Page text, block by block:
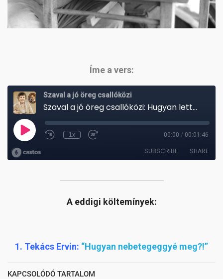
Íme a vers:
A eddigi költemínyek:
1. Tekács Ervin: “Hugyan nebetegeggyé meg?!”
KAPCSOLÓDÓ TARTALOM